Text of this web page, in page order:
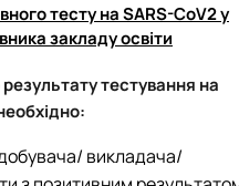
тесту на SARS-CoV2 у
закладу освіти
тестування на
викладача/